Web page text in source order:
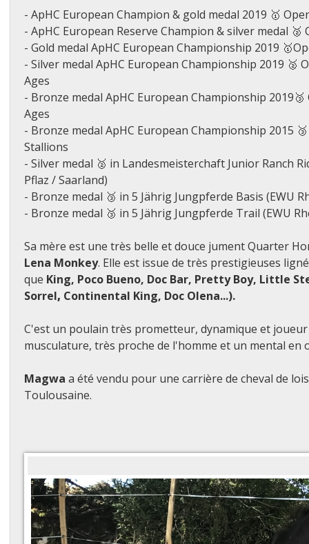
- ApHC European Champion & gold medal 2019 🥇
- ApHC European Reserve Champion & silver medal 🥈
- Gold medal ApHC European Championship 2019
- Silver medal ApHC European Championship 2019 🥈
Ages
- Bronze medal ApHC European Championship
Ages
- Bronze medal ApHC European Championship 2015
Stallions
- Silver medal 🥈 in Landesmeisterchaft Junior Ranch
Pflaz / Saarland)
- Bronze medal 🥉 in 5 Jährig Jungpferde Basis (EWU
- Bronze medal 🥉 in 5 Jährig Jungpferde Trail (EWU
Sa mère est une très belle et douce jumentQuarter
Lena Monkey. Elle est issue de très prestigieuses
que King, Poco Bueno, Doc Bar, Pretty Boy, Little
Sorrel, Continental King, Doc Olena...).
C'est un poulain très prometteur, dynamique et
musculature, très proche de l'homme et un mental en
Magwa a été vendu pour une carrière de cheval de
Toulousaine.